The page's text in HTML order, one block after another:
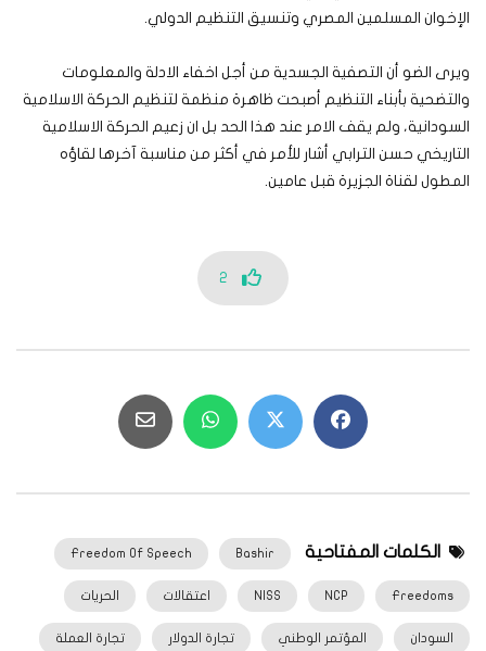
الإخوان المسلمين المصري وتنسيق التنظيم الدولي.
ويرى الضو أن التصفية الجسدية من أجل اخفاء الادلة والمعلومات
والتضحية بأبناء التنظيم أصبحت ظاهرة منظمة لتنظيم الحركة الاسلامية
السودانية، ولم يقف الامر عند هذا الحد بل ان زعيم الحركة الاسلامية
التاريخي حسن الترابي أشار للأمر في أكثر من مناسبة آخرها لقاؤه
المطول لقناة الجزيرة قبل عامين.
2
الكلمات المفتاحية Bashir
Freedom Of Speech
Freedoms
NCP
NISS اعتقالات الحريات
السودان المؤتمر الوطني تجارة الدولار تجارة العملة